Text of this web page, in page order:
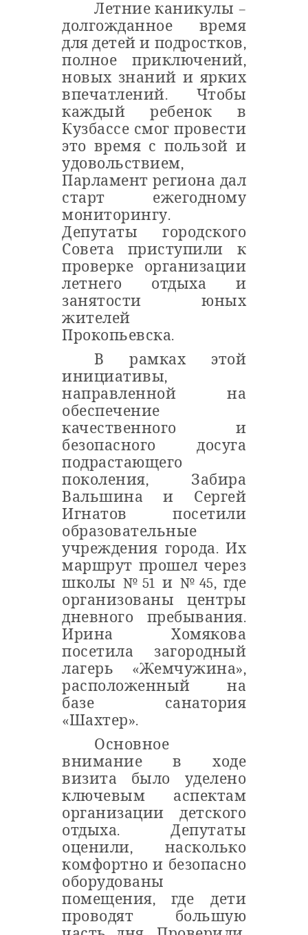
Летние каникулы –
долгожданное время
для детей и подростков,
полное приключений,
новых знаний и ярких
впечатлений. Чтобы
каждый ребенок в
Кузбассе смог провести
это время с пользой и
удовольствием,
Парламент региона дал
старт ежегодному
мониторингу.
Депутаты городского
Совета приступили к
проверке организации
летнего отдыха и
занятости юных
жителей
Прокопьевска.
В рамках этой
инициативы,
направленной на
обеспечение
качественного и
безопасного досуга
подрастающего
поколения, Забира
Вальшина и Сергей
Игнатов посетили
образовательные
учреждения города. Их
маршрут прошел через
школы №51 и №45, где
организованы центры
дневного пребывания.
Ирина Хомякова
посетила загородный
лагерь «Жемчужина»,
расположенный на
базе санатория
«Шахтер».
Основное
внимание в ходе
визита было уделено
ключевым аспектам
организации детского
отдыха. Депутаты
оценили, насколько
комфортно и безопасно
оборудованы
помещения, где дети
проводят большую